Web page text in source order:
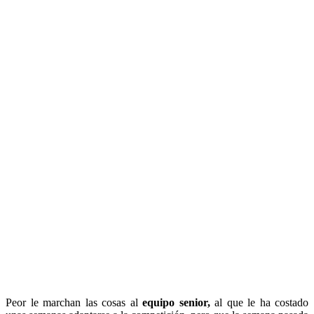
Peor le marchan las cosas al equipo senior,al que le ha costado